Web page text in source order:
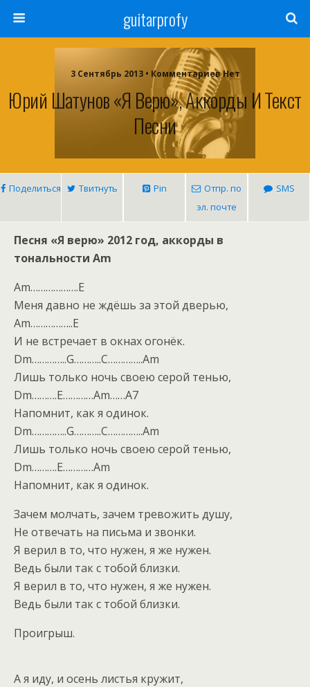
guitarprofy
3 Сентябрь 2013 • Комментариев Нет
Юрий Шатунов «Я Верю», Аккорды И Текст
Песни
Поделиться Твитнуть Pin
Отпр. по
эл. почте
SMS
Песня «Я верю» 2012 год, аккорды в
тональности Am
Am……………….E
Меня давно не ждёшь за этой дверью,
Am……………..E
И не встречает в окнах огонёк.
Dm…………..G………..C…………..Am
Лишь только ночь своею серой тенью,
Dm……….E…………Am……A7
Напомнит, как я одинок.
Dm…………..G………..C…………..Am
Лишь только ночь своею серой тенью,
Dm……….E…………Am
Напомнит, как я одинок.
Зачем молчать, зачем тревожить душу,
Не отвечать на письма и звонки.
Я верил в то, что нужен, я же нужен.
Ведь были так с тобой близки.
Я верил в то, что нужен, я же нужен.
Ведь были так с тобой близки.
Проигрыш.
А я иду, и осень листья кружит,